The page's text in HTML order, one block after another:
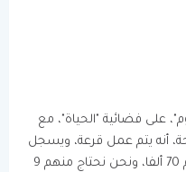
على فضائية "الحياة"، مع
أنه يتم عمل قرعة، ويسجل
سواء حج اقتصادي أو مميز، وما تقدم 70 ألفا، ونحن نحتاج منهم 9